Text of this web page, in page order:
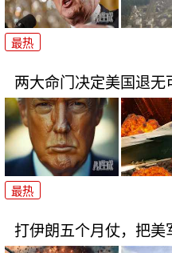
最热
两大命门决定美国退无
最热
打伊朗五个月仗，把美